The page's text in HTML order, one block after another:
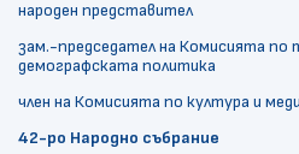
народен представител
зам.-председател на Комисията по
демографската политика
член на Комисията по култура и
42-ро Народно събрание